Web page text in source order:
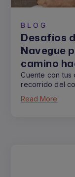
BLOG
Desafíos
Navegue
camino
Cuente con
recorrido del
Read More